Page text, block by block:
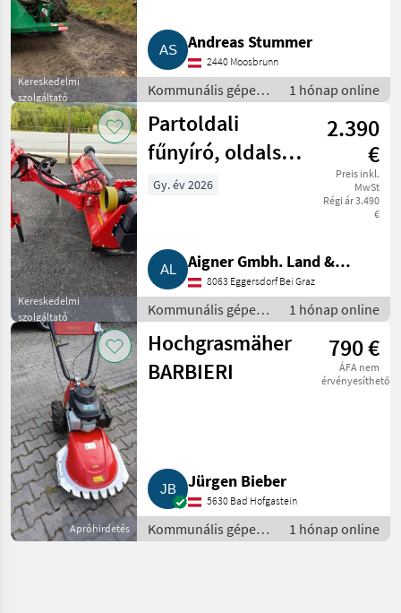
Kereskedelmi
szolgáltató
Andreas Stummer
2440 Moosbrunn
Kommunális gépek /
Rézsűkasza
1 hónap online
Kereskedelmi
szolgáltató
Partoldali
fűnyíró, oldalsó
fűnyíró AGM
2.390
€
Preis inkl.
MwSt
Régi ár 3.490
€
Gy. év 2026
Aigner Gmbh. Land &
Gartentechnik, Agrar
8063 Eggersdorf Bei Graz
Kommunális gépek /
Rézsűkasza
1 hónap online
Apróhirdetés
Hochgrasmäher
BARBIERI
790 €
ÁFA nem
érvényesíthető
Jürgen Bieber
5630 Bad Hofgastein
Kommunális gépek /
Rézsűkasza
1 hónap online